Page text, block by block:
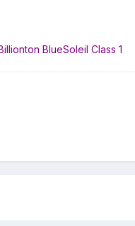
BlueSoleil Class 1